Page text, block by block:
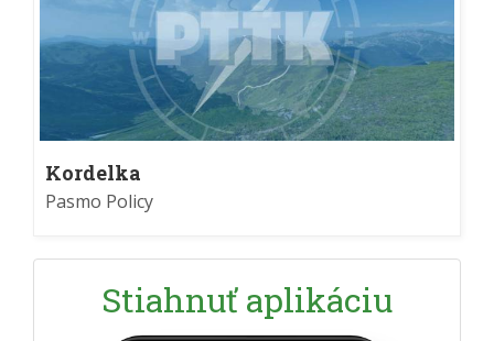
Kordelka
Pasmo Policy
Stiahnuť aplikáciu